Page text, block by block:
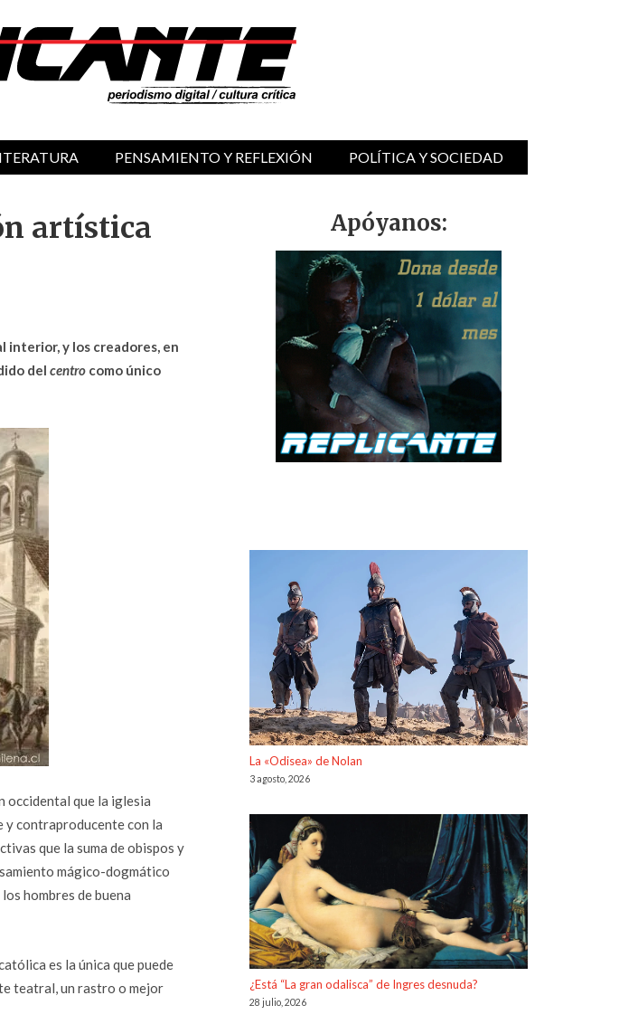
PENSAMIENTO Y REFLEXIÓN POLÍTICA Y SOCIEDAD
artística
interior, y los creadores, en
del centro como único
occidental que la iglesia
y contraproducente con la
que la suma de obispos y
mágico-dogmático
hombres de buena
es la única que puede
teatral, un rastro o mejor
Apóyanos:
La «Odisea» de Nolan
3 agosto, 2026
¿Está “La gran odalisca” de Ingres desnuda?
28 julio, 2026